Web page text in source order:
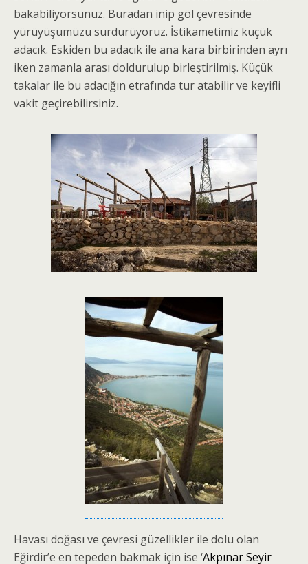
bakabiliyorsunuz. Buradan inip göl çevresinde
yürüyüşümüzü sürdürüyoruz. İstikametimiz küçük
adacık. Eskiden bu adacık ile ana kara birbirinden ayrı
iken zamanla arası doldurulup birleştirilmiş. Küçük
takalar ile bu adacığın etrafında tur atabilir ve keyifli
vakit geçirebilirsiniz.
Havası doğası ve çevresi güzellikler ile dolu olan
Eğirdir’e en tepeden bakmak için ise ‘Akpınar Seyir